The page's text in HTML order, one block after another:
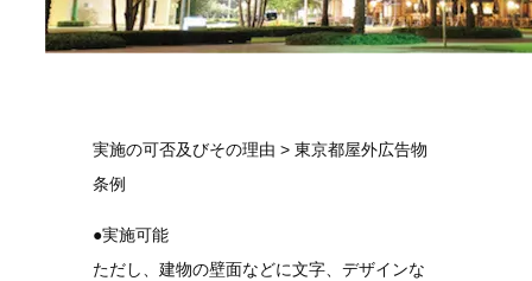
実施の可否及びその理由 > 東京都屋外広告物
条例
●実施可能
ただし、建物の壁面などに文字、デザインな